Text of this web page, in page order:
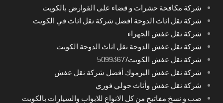
شركة مكافحة حشرات و قضاء على القوارض بالكويت
شركة نقل اثاث الدوحة افضل شركة نقل اثاث في الكويت
شركة نقل عفش الجهراء
شركة نقل عفش الدوحة نقل اثاث الدوحة الكويت
شركة نقل عفش الكويت50993677
شركة نقل عفش اليرموك أفضل شركة نقل عفش
شركة نقل عفش وأثاث حولي فوري
صب و نسخ مفاتيح من كل الانواع للابواب والسيارات بالكويت